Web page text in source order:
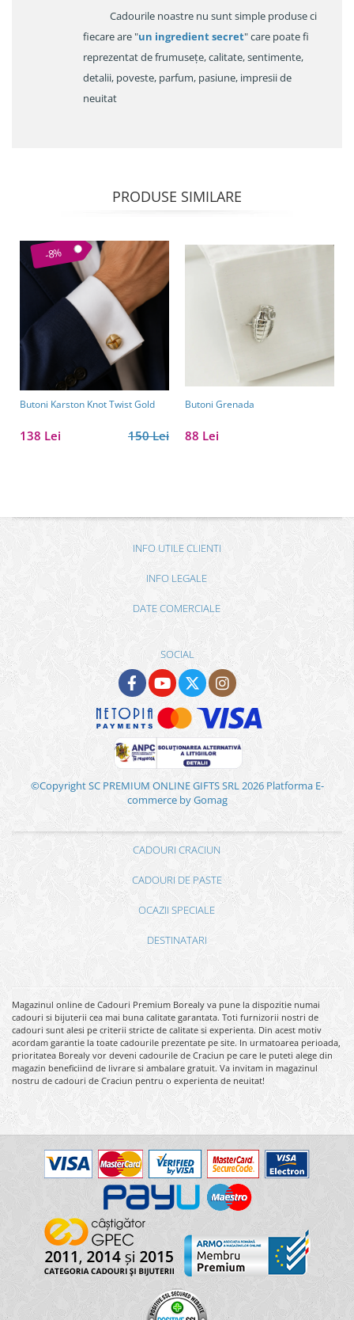
Cadourile noastre nu sunt simple produse ci
fiecare are "un ingredient secret" care poate fi
reprezentat de frumusețe, calitate, sentimente,
detalii, poveste, parfum, pasiune, impresii de
neuitat
PRODUSE SIMILARE
-8%
Butoni Karston Knot Twist Gold
150 Lei
138 Lei
Butoni Grenada
88 Lei
INFO UTILE CLIENTI
INFO LEGALE
DATE COMERCIALE
SOCIAL
©Copyright SC PREMIUM ONLINE GIFTS SRL 2026 Platforma E-
commerce by Gomag
CADOURI CRACIUN
CADOURI DE PASTE
OCAZII SPECIALE
DESTINATARI
Magazinul online de Cadouri Premium Borealy va pune la dispozitie numai
cadouri si bijuterii cea mai buna calitate garantata. Toti furnizorii nostri de
cadouri sunt alesi pe criterii stricte de calitate si experienta. Din acest motiv
acordam garantie la toate cadourile prezentate pe site. In urmatoarea perioada,
prioritatea Borealy vor deveni cadourile de Craciun pe care le puteti alege din
magazin beneficiind de livrare si ambalare gratuit. Va invitam in magazinul
nostru de cadouri de Craciun pentru o experienta de neuitat!